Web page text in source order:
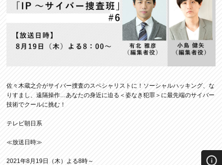
佐々木蔵之介がサイバー捜査のスペシャリストに！ソーシャルハッキング、な
りすまし、遠隔操作…あなたの身近に迫る＜姿なき犯罪＞に最先端のサイバー
技術でクールに挑む！
テレビ朝日系
≪放送日時≫
2021年8月19日（木）よる8時～